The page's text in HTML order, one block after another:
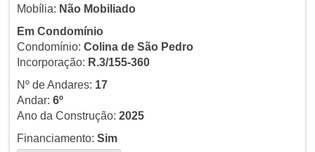
Mobília: Não Mobiliado
Em Condomínio
Condomínio: Colina de São Pedro
Incorporação: R.3/155-360
Nº de Andares: 17
Andar: 6º
Ano da Construção: 2025
Financiamento: Sim